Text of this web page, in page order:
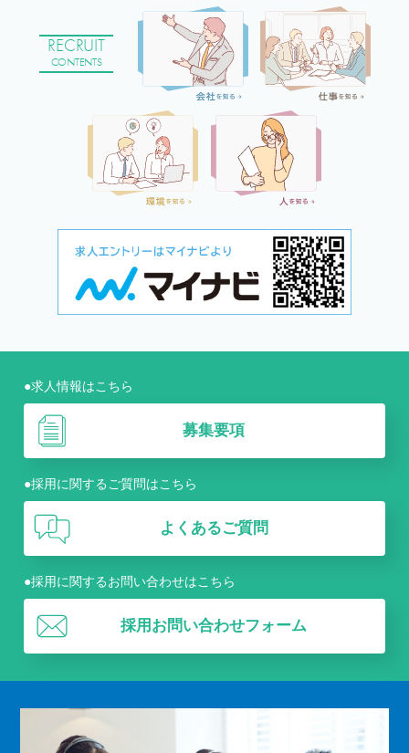
RECRUIT
CONTENTS
●求人情報はこちら
募集要項
●採用に関するご質問はこちら
よくあるご質問
●採用に関するお問い合わせはこちら
採用お問い合わせフォーム